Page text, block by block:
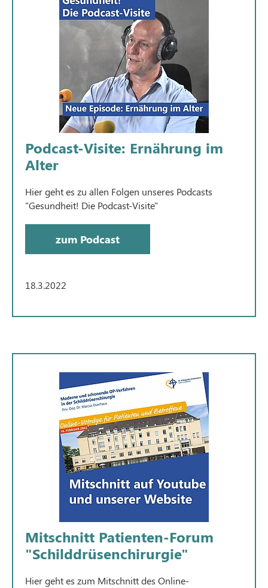
Podcast-Visite: Ernährung im
Alter
Hier geht es zu allen Folgen unseres Podcasts
"Gesundheit! Die Podcast-Visite"
zum Podcast
18.3.2022
Mitschnitt Patienten-Forum
"Schilddrüsenchirurgie"
Hier geht es zum Mitschnitt des Online-